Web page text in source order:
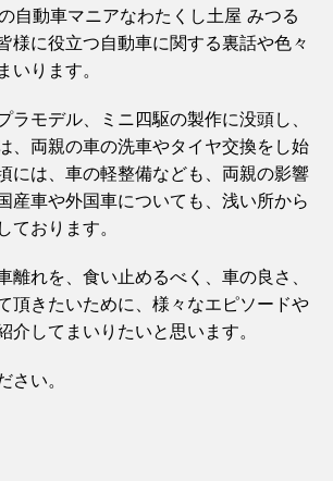
自動車マニアなわたくし土屋 みつる
様に役立つ自動車に関する裏話や色々
いります。
ラモデル、ミニ四駆の製作に没頭し、
、両親の車の洗車やタイヤ交換をし始
には、車の軽整備なども、両親の影響
産車や外国車についても、浅い所から
ております。
離れを、食い止めるべく、車の良さ、
頂きたいために、様々なエピソードや
介してまいりたいと思います。
さい。